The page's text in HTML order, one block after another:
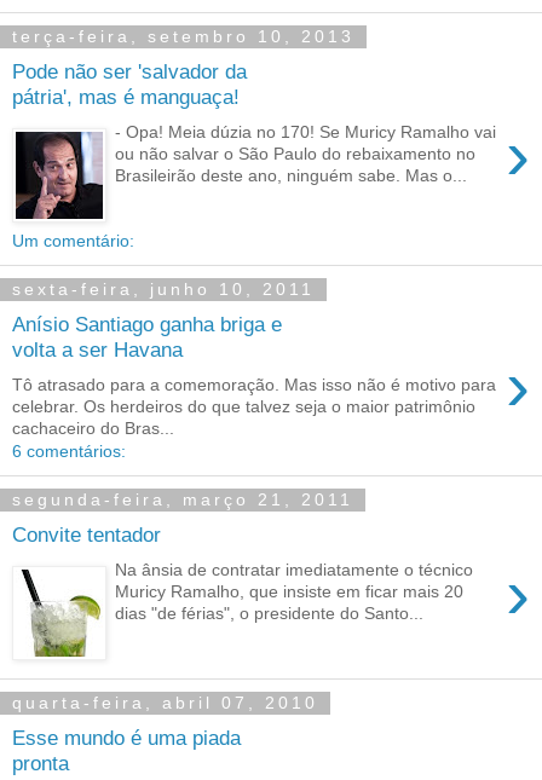
terça-feira, setembro 10, 2013
Pode não ser 'salvador da
pátria', mas é manguaça!
›
- Opa! Meia dúzia no 170! Se Muricy Ramalho vai
ou não salvar o São Paulo do rebaixamento no
Brasileirão deste ano, ninguém sabe. Mas o...
Um comentário:
sexta-feira, junho 10, 2011
Anísio Santiago ganha briga e
volta a ser Havana
›
Tô atrasado para a comemoração. Mas isso não é motivo para
celebrar. Os herdeiros do que talvez seja o maior patrimônio
cachaceiro do Bras...
6 comentários:
segunda-feira, março 21, 2011
Convite tentador
›
Na ânsia de contratar imediatamente o técnico
Muricy Ramalho, que insiste em ficar mais 20
dias "de férias", o presidente do Santo...
quarta-feira, abril 07, 2010
Esse mundo é uma piada
pronta